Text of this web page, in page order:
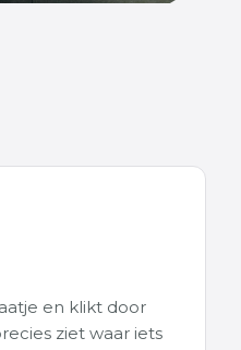
en klikt door
ziet waar iets